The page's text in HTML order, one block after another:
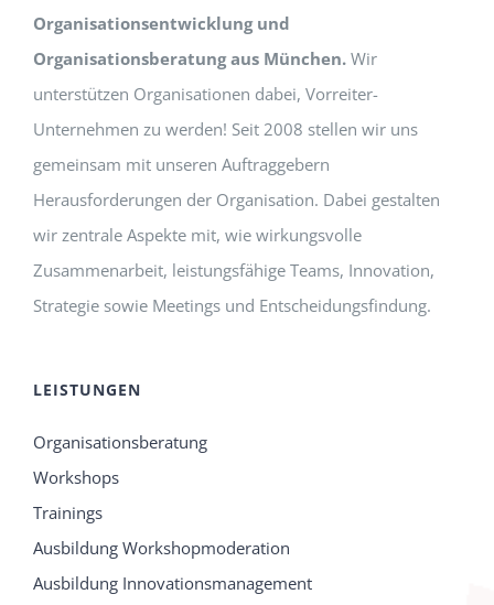
Organisationsentwicklung und
Organisationsberatung aus München. Wir
unterstützen Organisationen dabei, Vorreiter-
Unternehmen zu werden! Seit 2008 stellen wir uns
gemeinsam mit unseren Auftraggebern
Herausforderungen der Organisation. Dabei gestalten
wir zentrale Aspekte mit, wie wirkungsvolle
Zusammenarbeit, leistungsfähige Teams, Innovation,
Strategie sowie Meetings und Entscheidungsfindung.
LEISTUNGEN
Organisationsberatung
Workshops
Trainings
Ausbildung Workshopmoderation
Ausbildung Innovationsmanagement